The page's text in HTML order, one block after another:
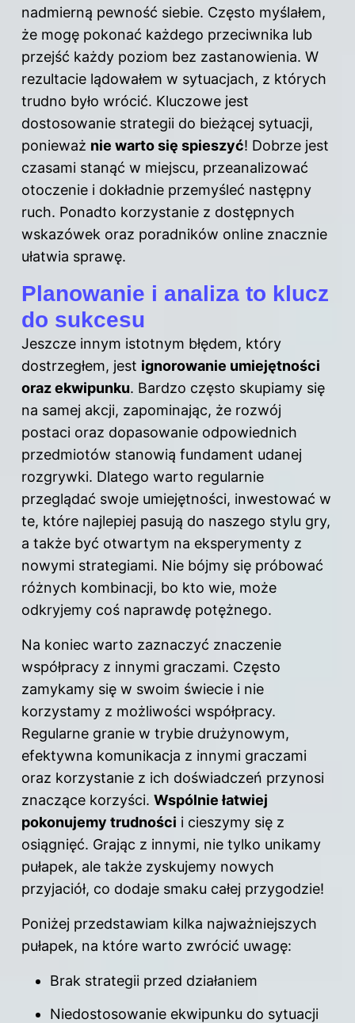
nadmierną pewność siebie. Często myślałem,
że mogę pokonać każdego przeciwnika lub
przejść każdy poziom bez zastanowienia. W
rezultacie lądowałem w sytuacjach, z których
trudno było wrócić. Kluczowe jest
dostosowanie strategii do bieżącej sytuacji,
ponieważ nie warto się spieszyć! Dobrze jest
czasami stanąć w miejscu, przeanalizować
otoczenie i dokładnie przemyśleć następny
ruch. Ponadto korzystanie z dostępnych
wskazówek oraz poradników online znacznie
ułatwia sprawę.
Planowanie i analiza to klucz
do sukcesu
Jeszcze innym istotnym błędem, który
dostrzegłem, jest ignorowanie umiejętności
oraz ekwipunku. Bardzo często skupiamy się
na samej akcji, zapominając, że rozwój
postaci oraz dopasowanie odpowiednich
przedmiotów stanowią fundament udanej
rozgrywki. Dlatego warto regularnie
przeglądać swoje umiejętności, inwestować w
te, które najlepiej pasują do naszego stylu gry,
a także być otwartym na eksperymenty z
nowymi strategiami. Nie bójmy się próbować
różnych kombinacji, bo kto wie, może
odkryjemy coś naprawdę potężnego.
Na koniec warto zaznaczyć znaczenie
współpracy z innymi graczami. Często
zamykamy się w swoim świecie i nie
korzystamy z możliwości współpracy.
Regularne granie w trybie drużynowym,
efektywna komunikacja z innymi graczami
oraz korzystanie z ich doświadczeń przynosi
znaczące korzyści. Wspólnie łatwiej
pokonujemy trudności i cieszymy się z
osiągnięć. Grając z innymi, nie tylko unikamy
pułapek, ale także zyskujemy nowych
przyjaciół, co dodaje smaku całej przygodzie!
Poniżej przedstawiam kilka najważniejszych
pułapek, na które warto zwrócić uwagę:
Brak strategii przed działaniem
Niedostosowanie ekwipunku do sytuacji